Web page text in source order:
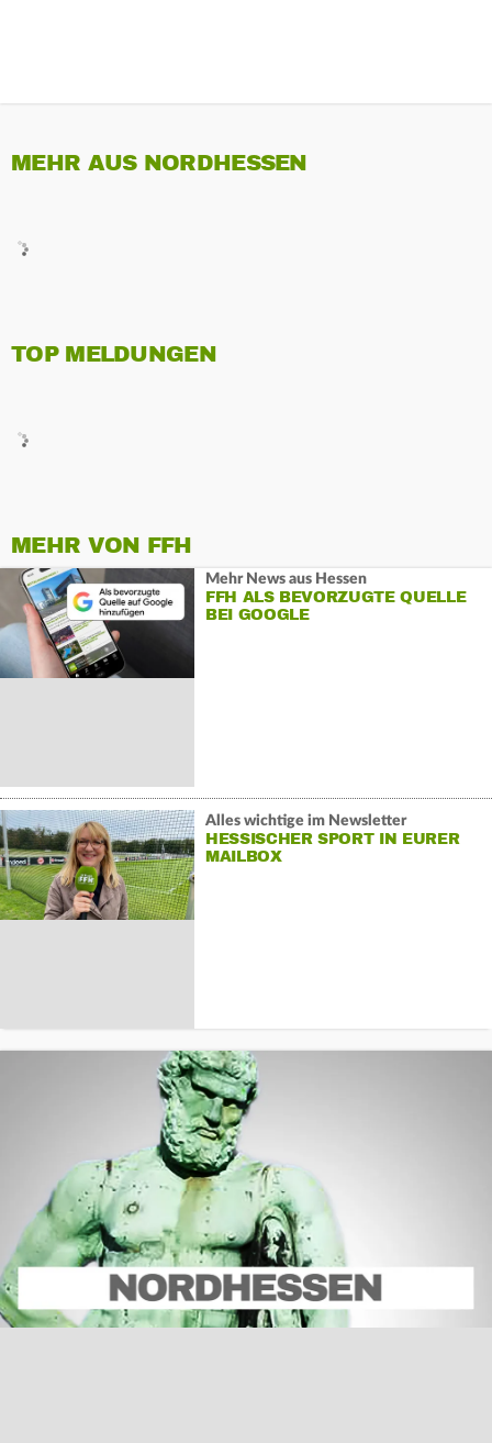
MEHR AUS NORDHESSEN
TOP MELDUNGEN
MEHR VON FFH
Mehr News aus Hessen
FFH ALS BEVORZUGTE QUELLE
BEI GOOGLE
Alles wichtige im Newsletter
HESSISCHER SPORT IN EURER
MAILBOX